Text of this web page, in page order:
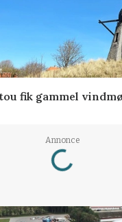
fik gammel
Annonce
Loading...